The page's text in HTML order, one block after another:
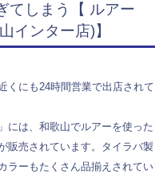
てしまう【 ルアー
インター店)】
くにも24時間営業で出店されて
には、和歌山でルアーを使った
販売されています。タイラバ製
ラーもたくさん品揃えされてい